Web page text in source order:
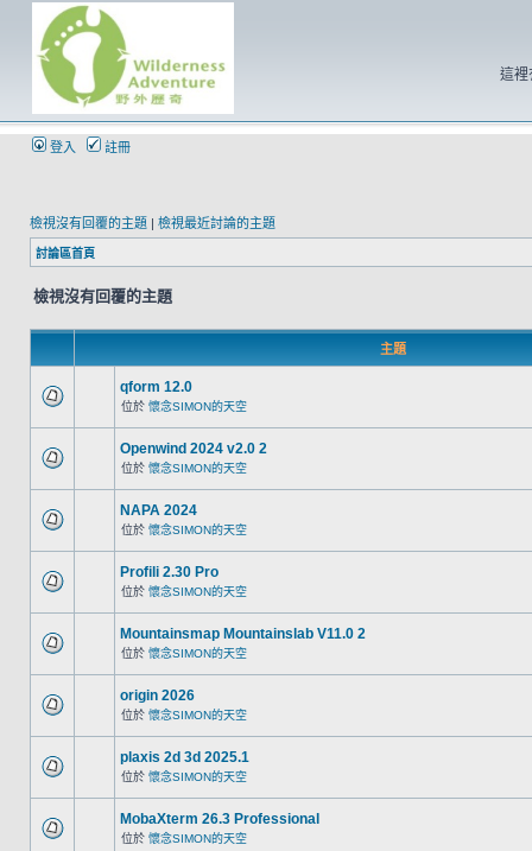
這裡
登入 註冊
檢視沒有回覆的主題 | 檢視最近討論的主題
討論區首頁
檢視沒有回覆的主題
主題
qform 12.0
位於 懷念SIMON的天空
Openwind 2024 v2.0 2
位於 懷念SIMON的天空
NAPA 2024
位於 懷念SIMON的天空
Profili 2.30 Pro
位於 懷念SIMON的天空
Mountainsmap Mountainslab V11.0 2
位於 懷念SIMON的天空
origin 2026
位於 懷念SIMON的天空
plaxis 2d 3d 2025.1
位於 懷念SIMON的天空
MobaXterm 26.3 Professional
位於 懷念SIMON的天空